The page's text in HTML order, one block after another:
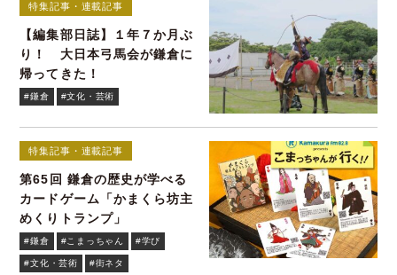
特集記事・連載記事
【編集部日誌】１年７か月ぶ
り！ 大日本弓馬会が鎌倉に
帰ってきた！
#鎌倉 #文化・芸術
特集記事・連載記事
第65回 鎌倉の歴史が学べる
カードゲーム「かまくら坊主
めくりトランプ」
#鎌倉 #こまっちゃん #学び
#文化・芸術 #街ネタ